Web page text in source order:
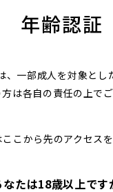
ト対応商品
トローラ
年齢認証
一部成人を対象とし
は各自の責任の上で
こから先のアクセスを
なたは18歳以上です